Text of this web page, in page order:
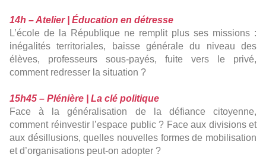
14h – Atelier | Éducation en détresse
L’école de la République ne remplit plus ses missions :
inégalités territoriales, baisse générale du niveau des
élèves, professeurs sous-payés, fuite vers le privé,
comment redresser la situation ?
15h45 – Plénière | La clé politique
Face à la généralisation de la défiance citoyenne,
comment réinvestir l’espace public ? Face aux divisions et
aux désillusions, quelles nouvelles formes de mobilisation
et d’organisations peut-on adopter ?